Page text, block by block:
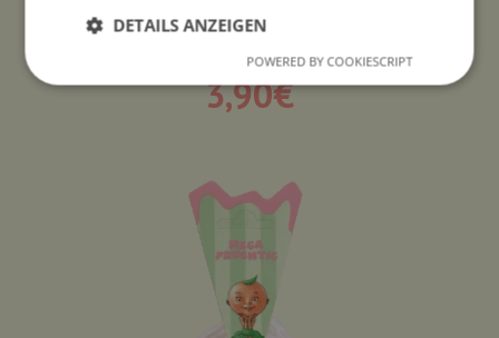
BLAUBEER LOLLI
50 g
3,90€
DETAILS ANZEIGEN
POWERED BY COOKIESCRIPT